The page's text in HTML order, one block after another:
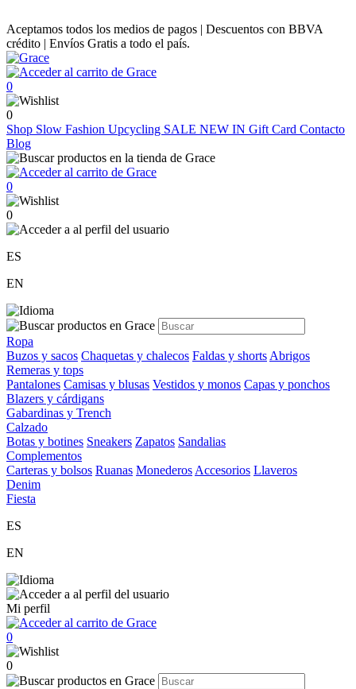
Aceptamos todos los medios de pagos | Descuentos con BBVA
crédito | Envíos Gratis a todo el país.
0
0
Shop Slow Fashion Upcycling SALE NEW IN Gift Card Contacto
Blog
0
0
ES
EN
Ropa
Buzos y sacos Chaquetas y chalecos Faldas y shorts Abrigos
Remeras y tops
Pantalones Camisas y blusas Vestidos y monos Capas y ponchos
Blazers y cárdigans
Gabardinas y Trench
Calzado
Botas y botines Sneakers Zapatos Sandalias
Complementos
Carteras y bolsos Ruanas Monederos Accesorios Llaveros
Denim
Fiesta
ES
EN
Mi perfil
0
0